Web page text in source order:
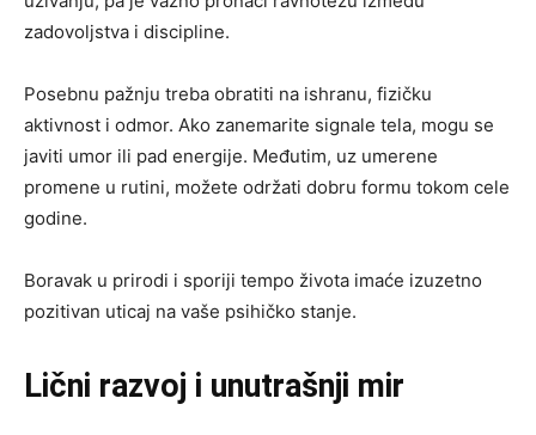
zadovoljstva i discipline.
Posebnu pažnju treba obratiti na ishranu, fizičku
aktivnost i odmor. Ako zanemarite signale tela, mogu se
javiti umor ili pad energije. Međutim, uz umerene
promene u rutini, možete održati dobru formu tokom cele
godine.
Boravak u prirodi i sporiji tempo života imaće izuzetno
pozitivan uticaj na vaše psihičko stanje.
Lični razvoj i unutrašnji mir